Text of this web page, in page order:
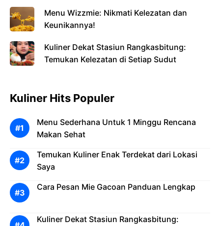
Menu Wizzmie: Nikmati Kelezatan dan
Keunikannya!
Kuliner Dekat Stasiun Rangkasbitung:
Temukan Kelezatan di Setiap Sudut
Kuliner Hits Populer
Menu Sederhana Untuk 1 Minggu Rencana
Makan Sehat
Temukan Kuliner Enak Terdekat dari Lokasi
Saya
Cara Pesan Mie Gacoan Panduan Lengkap
Kuliner Dekat Stasiun Rangkasbitung: